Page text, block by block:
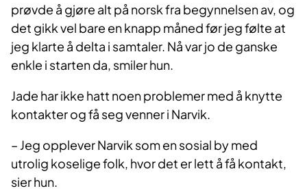
prøvde å gjøre alt på norsk fra begynnelsen av, og
det gikk vel bare en knapp måned før jeg følte at
jeg klarte å delta i samtaler. Nå var jo de ganske
enkle i starten da, smiler hun.
Jade har ikke hatt noen problemer med å knytte
kontakter og få seg venner i Narvik.
– Jeg opplever Narvik som en sosial by med
utrolig koselige folk, hvor det er lett å få kontakt,
sier hun.